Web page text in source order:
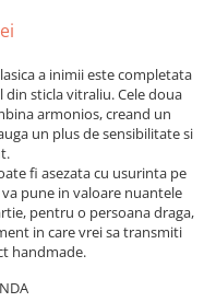
a inimii este completata
sticla vitraliu. Cele doua
armonios, creand un
un plus de sensibilitate si
fi asezata cu usurinta pe
pune in valoare nuantele
pentru o persoana draga,
in care vrei sa transmiti
handmade.